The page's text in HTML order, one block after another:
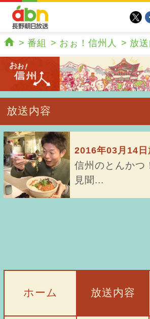
番組 おぉ！信州人 放
放送内容
2016年03月14日
信州のとんかつ
見聞...
ホーム 放送内容